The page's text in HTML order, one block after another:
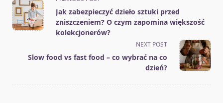
class="nav-
subtitle
screen-
text">Page</span>
Jak zabezpieczyć dzieło sztuki przed
zniszczeniem? O czym zapomina większość
kolekcjonerów?
NEXT POST
Slow food vs fast food – co wybrać na co
dzień?